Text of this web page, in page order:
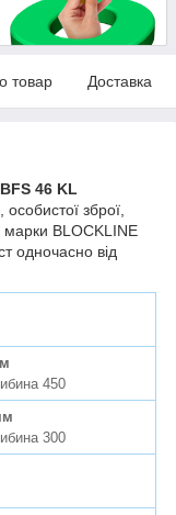
товар Доставка
46 KL
зброї,
марки BLOCKLINE
одночасно від
450
300